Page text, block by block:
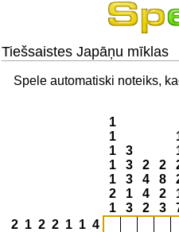
Tiešsaistes Japāņu mīklas
Spele automatiski noteiks,
1
1
1
1
1
2
1
3
3
3
1
3
2
4
4
2
2
8
2
3
2 1 2 2 1 1 4